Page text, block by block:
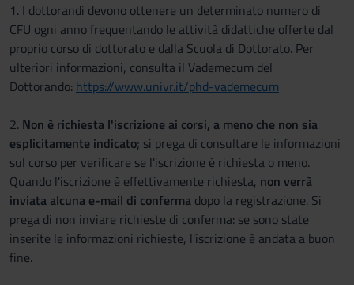
1. I dottorandi devono ottenere un determinato numero di
CFU ogni anno frequentando le attività didattiche offerte dal
proprio corso di dottorato e dalla Scuola di Dottorato. Per
ulteriori informazioni, consulta il Vademecum del
Dottorando: https://www.univr.it/phd-vademecum
2. Non è richiesta l'iscrizione ai corsi, a meno che non sia
esplicitamente indicato; si prega di consultare le informazioni
sul corso per verificare se l'iscrizione è richiesta o meno.
Quando l'iscrizione è effettivamente richiesta, non verrà
inviata alcuna e-mail di conferma dopo la registrazione. Si
prega di non inviare richieste di conferma: se sono state
inserite le informazioni richieste, l'iscrizione è andata a buon
fine.